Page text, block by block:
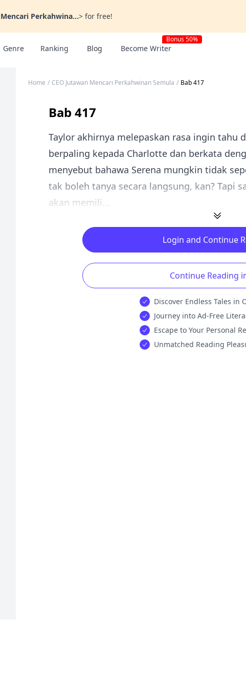
Perkahwina...> for free!
Genre Ranking Blog Become Writer
Bonus 50%
Home / CEO Jutawan Mencari Perkahwinan Semula / Bab 417
Bab 417
Taylor akhirnya melepaskan rasa ingin tahu
berpaling kepada Charlotte dan berkata
menyebut bahawa Serena mungkin tidak
tak boleh tanya secara langsung, kan? Tapi
akan memili...
Login and Continue
Continue Reading
Discover Endless Tales in
Journey into Ad-Free
Escape to Your Personal
Unmatched Reading